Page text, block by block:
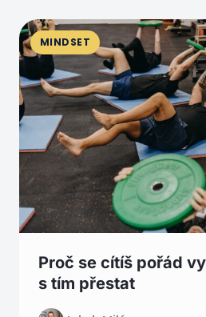
MINDSET
Proč se cítíš pořád
s tím přestat